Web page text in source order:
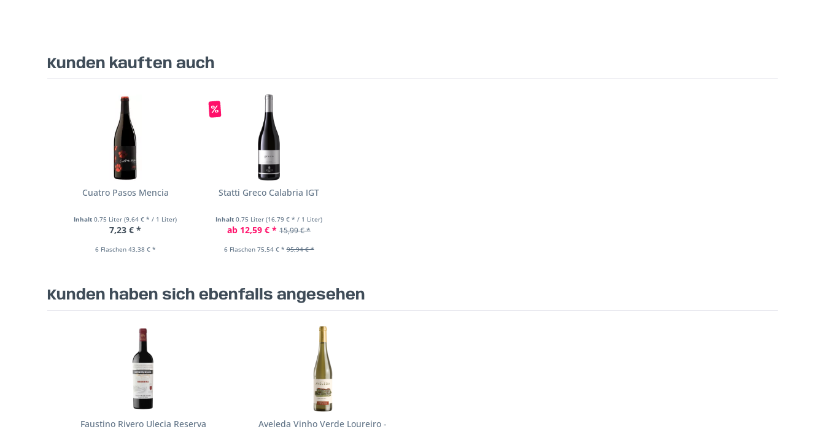
Kunden kauften auch
Cuatro Pasos Mencia
Inhalt0.75 Liter(9,64 € * / 1 Liter)
7,23 € *
6 Flaschen 43,38 € *
Statti Greco Calabria IGT
Inhalt0.75 Liter(16,79 € * / 1 Liter)
ab 12,59 € * 15,99 € *
6 Flaschen 75,54 € * 95,94 € *
Kunden haben sich ebenfalls angesehen
Faustino Rivero Ulecia Reserva
Aveleda Vinho Verde Loureiro -